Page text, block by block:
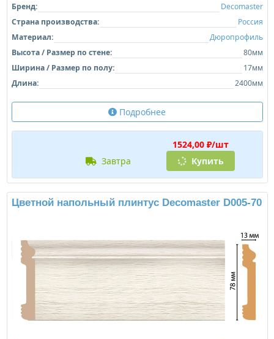
Бренд:
Decomaster
Страна производства:
Россия
Материал:
Дюропрофиль
Высота / Размер по стене:
80мм
Ширина / Размер по полу:
17мм
Длина:
2400мм
Подробнее
1524,00 ₽/шт
завтра
Купить
Цветной напольный плинтус Decomaster D005-70